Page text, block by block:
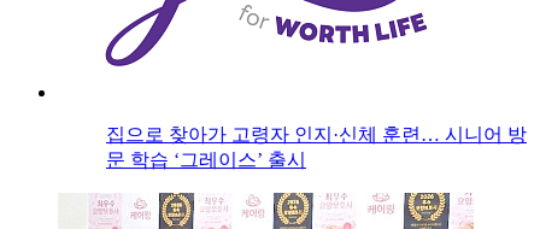
집으로 찾아가 고령자 인지·신체 훈련… 시니어 방
문 학습 ‘그레이스’ 출시